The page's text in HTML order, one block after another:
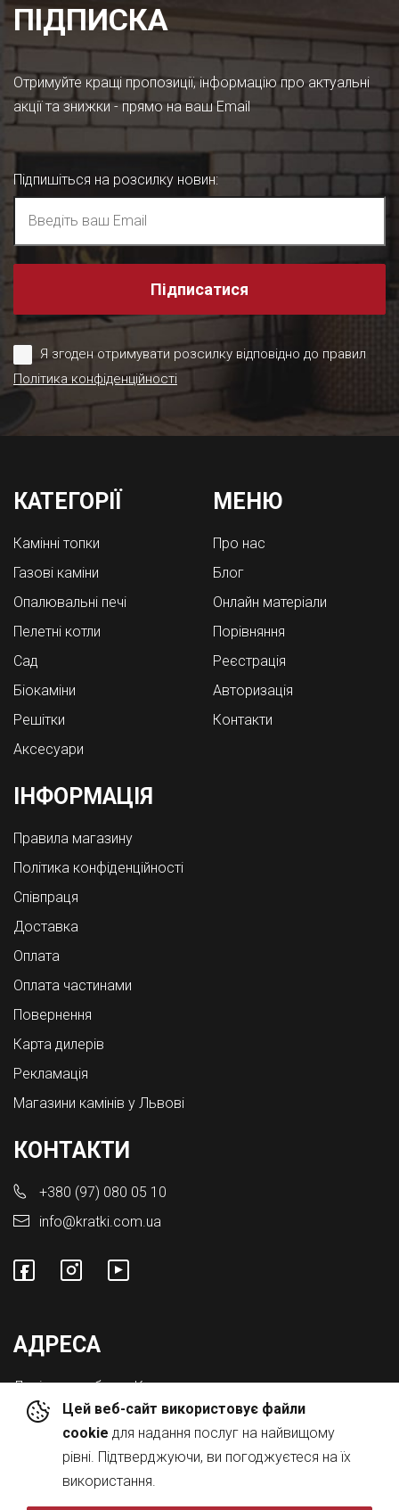
Цей веб-сайт використовує файли
cookie для надання послуг на найвищому
рівні. Підтверджуючи, ви погоджуєтеся на їх
використання.
ПІДПИСКА
Отримуйте кращі пропозиції, інформацію про актуальні
акції та знижки - прямо на ваш Email
Підпишіться на розсилку новин:
Підписатися
Я згоден отримувати розсилку відповідно до правил
Політика конфіденційності
КАТЕГОРІЇ
Камінні топки
Газові каміни
Опалювальні печі
Пелетні котли
Cад
Біокаміни
Решітки
Аксесуари
МЕНЮ
Про нас
Блог
Онлайн матеріали
Порівняння
Реєстрація
Авторизація
Контакти
ІНФОРМАЦІЯ
Правила магазину
Політика конфіденційності
Співпраця
Доставка
Оплата
Оплата частинами
Повернення
Карта дилерів
Рекламація
Магазини камінів у Львові
КОНТАКТИ
+380 (97) 080 05 10
info@kratki.com.ua
АДРЕСА
Львівська обл., с. Конопниця,
Вул. Городоцька 8а